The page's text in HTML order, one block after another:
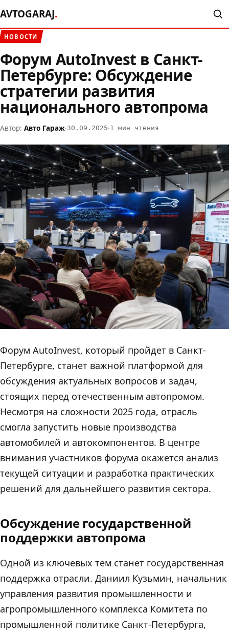
AVTOGARAJ.
НОВОСТИ
Форум AutoInvest в Санкт-
Петербурге: Обсуждение
стратегии развития
национального автопрома
Автор: Авто Гараж·30.09.2025·1 мин чтения
Форум AutoInvest, который пройдет в Санкт-
Петербурге, станет важной платформой для
обсуждения актуальных вопросов и задач,
стоящих перед отечественным автопромом.
Несмотря на сложности 2025 года, отрасль
смогла запустить новые производства
автомобилей и автокомпонентов. В центре
внимания участников форума окажется анализ
текущей ситуации и разработка практических
решений для дальнейшего развития сектора.
Обсуждение государственной
поддержки автопрома
Одной из ключевых тем станет государственная
поддержка отрасли. Даниил Кузьмин, начальник
управления развития промышленности и
агропромышленного комплекса Комитета по
промышленной политике Санкт-Петербурга,